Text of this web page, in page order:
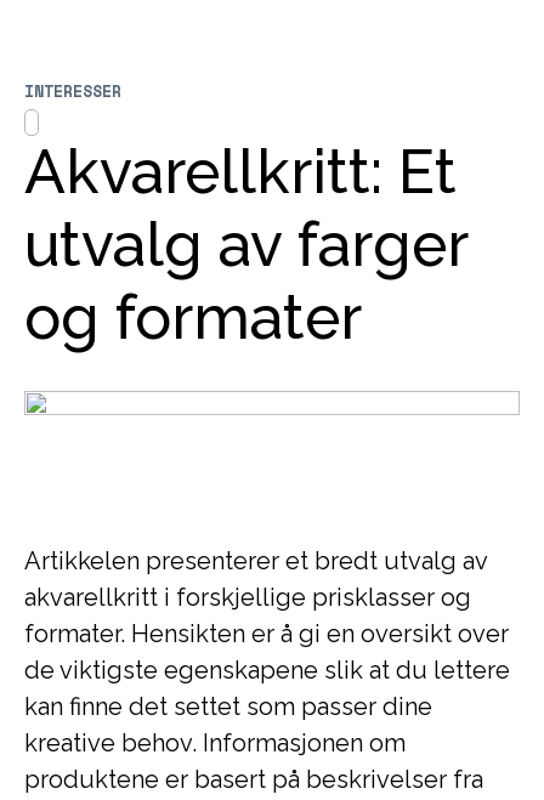
Akvarellkritt: Et
utvalg av farger
og formater
INTERESSER
Artikkelen presenterer et bredt utvalg av
akvarellkritt i forskjellige prisklasser og
formater. Hensikten er å gi en oversikt over
de viktigste egenskapene slik at du lettere
kan finne det settet som passer dine
kreative behov. Informasjonen om
produktene er basert på beskrivelser fra